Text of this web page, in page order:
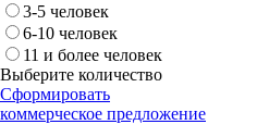
3-5 человек
6-10 человек
11 и более человек
Выберите количество
Сформировать
коммерческое предложение